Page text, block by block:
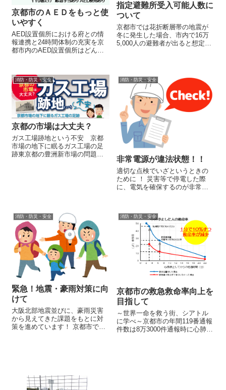
京都市のＡＥＤをもっと使
いやすく
AED設置個所における府との情
報連携と24時間体制の充実を京
都市内のAED設置個所はどんど
設置されております。そして、
この９年間で８００名あまりの
命が救われました。この図から
も心肺...
指定避難所受入可能人数に
ついて
京都市では花折断層帯の地震が
冬に発生した場合、市内で16万
5,000人の避難者が出ると想定し
満たすよう進められています。
しかし、今回、私が地域の自主
防災会の...
消防・防災・安全
京都の市場は大丈夫？
ガス工場跡地という不安 京都
市場の地下に眠るガス工場の足
跡東京都の豊洲新市場の問題が
消防・防災・安全
非常電源が違法状態！！
適切な点検でいざというときの
ために ！ 災害等で停電した際
に、電気を確保するのが非常用
す。しかし、東日本大震災や阪
神大震 災でも点検不備で始動し
なか...
消防・防災・安全
緊急！地震・豪雨対策に向
けて
大阪北部地震並びに、豪雨災害
から見えてきた課題をもとに対
策を進めています！ 京都市でも
れま...
消防・防災・安全
京都市の救急救命率向上を
目指して
～世界一命を救う街、シアトル
に学べ～京都市の年間119番通報
件数は8万3000件通報時に心肺停